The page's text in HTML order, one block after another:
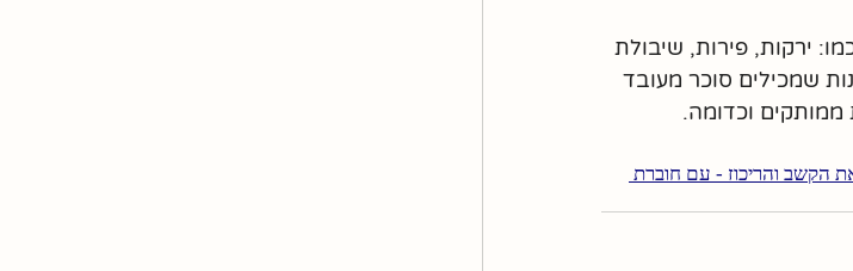
ירקות, פירות, שיבולת
שמכילים סוכר מעובד
ממותקים וכדומה.
הקשב והריכוז - עם חוברת